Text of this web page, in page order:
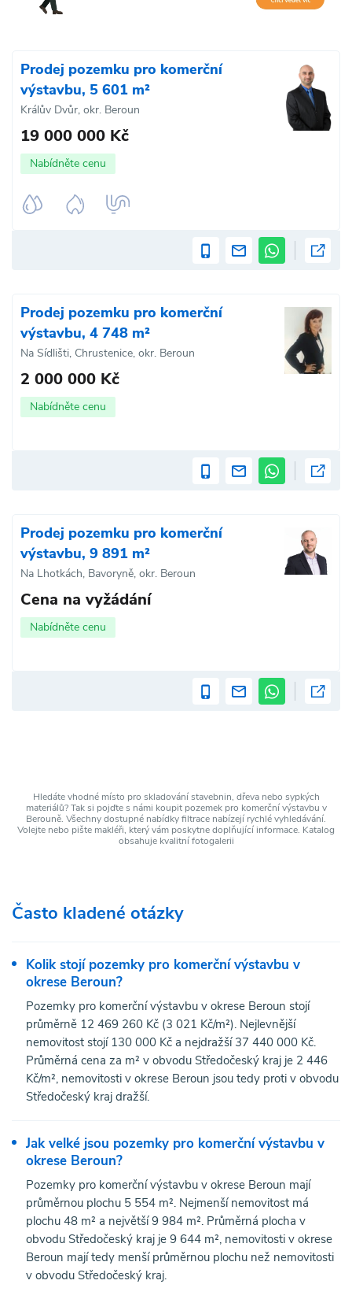
Prodej pozemku pro komerční
výstavbu, 5 601 m²
Králův Dvůr, okr. Beroun
19 000 000 Kč
Nabídněte cenu
Prodej pozemku pro komerční
výstavbu, 4 748 m²
Na Sídlišti, Chrustenice, okr. Beroun
2 000 000 Kč
Nabídněte cenu
Prodej pozemku pro komerční
výstavbu, 9 891 m²
Na Lhotkách, Bavoryně, okr. Beroun
Cena na vyžádání
Nabídněte cenu
Hledáte vhodné místo pro skladování stavebnin, dřeva nebo sypkých
materiálů? Tak si pojďte s námi koupit pozemek pro komerční výstavbu v
Berouně. Všechny dostupné nabídky filtrace nabízejí rychlé vyhledávání.
Volejte nebo pište makléři, který vám poskytne doplňující informace. Katalog
obsahuje kvalitní fotogalerii
Často kladené otázky
Kolik stojí pozemky pro komerční výstavbu v
okrese Beroun?
Pozemky pro komerční výstavbu v okrese Beroun stojí
průměrně 12 469 260 Kč (3 021 Kč/m²). Nejlevnější
nemovitost stojí 130 000 Kč a nejdražší 37 440 000 Kč.
Průměrná cena za m² v obvodu Středočeský kraj je 2 446
Kč/m², nemovitosti v okrese Beroun jsou tedy proti v obvodu
Středočeský kraj dražší.
Jak velké jsou pozemky pro komerční výstavbu v
okrese Beroun?
Pozemky pro komerční výstavbu v okrese Beroun mají
průměrnou plochu 5 554 m². Nejmenší nemovitost má
plochu 48 m² a největší 9 984 m². Průměrná plocha v
obvodu Středočeský kraj je 9 644 m², nemovitosti v okrese
Beroun mají tedy menší průměrnou plochu než nemovitosti
v obvodu Středočeský kraj.